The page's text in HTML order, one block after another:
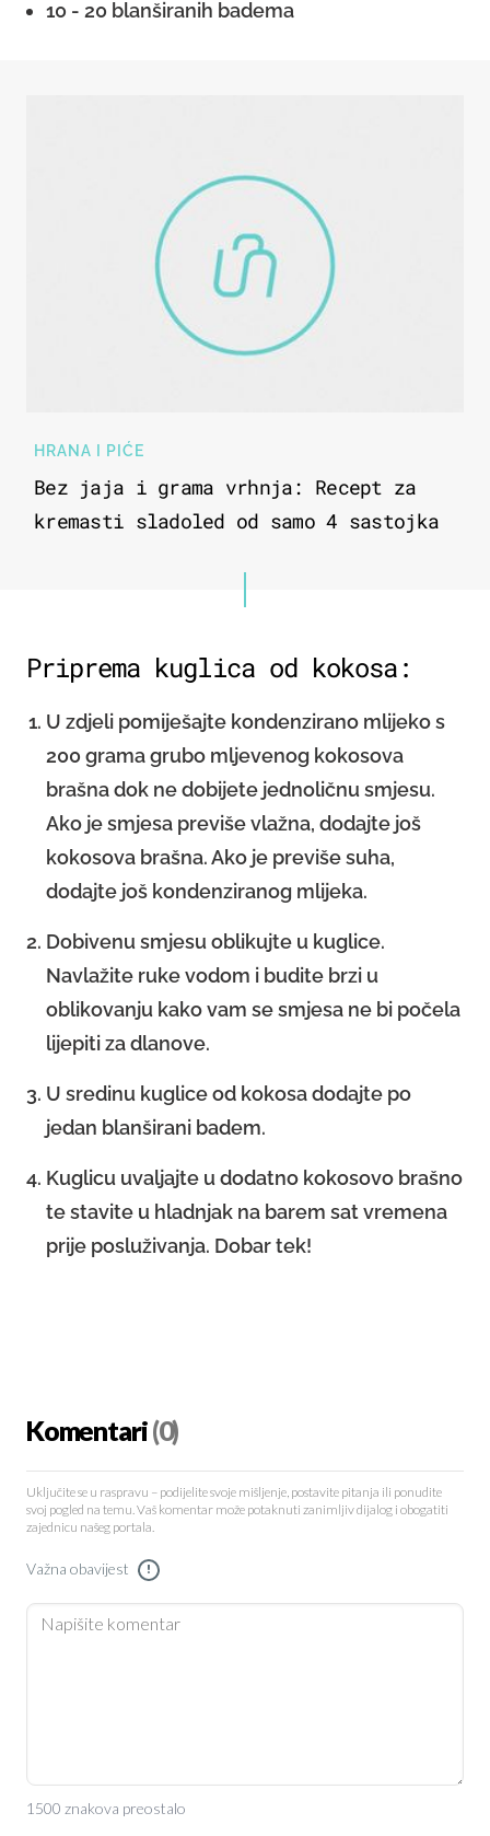
10 - 20 blanširanih badema
HRANA I PIĆE
Bez jaja i grama vrhnja: Recept za
kremasti sladoled od samo 4 sastojka
Priprema kuglica od kokosa:
U zdjeli pomiješajte kondenzirano mlijeko s
200 grama grubo mljevenog kokosova
brašna dok ne dobijete jednoličnu smjesu.
Ako je smjesa previše vlažna, dodajte još
kokosova brašna. Ako je previše suha,
dodajte još kondenziranog mlijeka.
Dobivenu smjesu oblikujte u kuglice.
Navlažite ruke vodom i budite brzi u
oblikovanju kako vam se smjesa ne bi počela
lijepiti za dlanove.
U sredinu kuglice od kokosa dodajte po
jedan blanširani badem.
Kuglicu uvaljajte u dodatno kokosovo brašno
te stavite u hladnjak na barem sat vremena
prije posluživanja. Dobar tek!
Komentari(0)
Uključite se u raspravu – podijelite svoje mišljenje, postavite pitanja ili ponudite
svoj pogled na temu. Vaš komentar može potaknuti zanimljiv dijalog i obogatiti
zajednicu našeg portala.
Važna obavijest !
1500 znakova preostalo